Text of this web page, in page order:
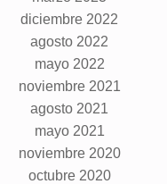
diciembre 2022
agosto 2022
mayo 2022
noviembre 2021
agosto 2021
mayo 2021
noviembre 2020
octubre 2020